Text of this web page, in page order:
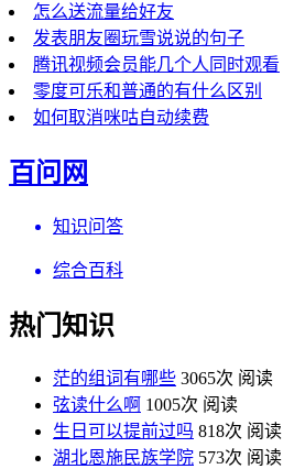
怎么送流量给好友
发表朋友圈玩雪说说的句子
腾讯视频会员能几个人同时观看
零度可乐和普通的有什么区别
如何取消咪咕自动续费
百问网
知识问答
综合百科
热门知识
茫的组词有哪些 3065次 阅读
弦读什么啊 1005次 阅读
生日可以提前过吗 818次 阅读
湖北恩施民族学院 573次 阅读